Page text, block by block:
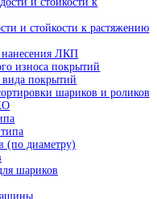
для
МПД
контроля
дефектоскопы Craftest
оборудование IBG
для вихретокового
матрицах
вихретоковые
трубопроводов под